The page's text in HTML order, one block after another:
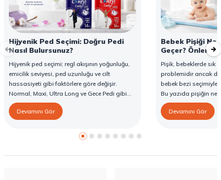
Hijyenik Ped Seçimi: Doğru Pedi
Nasıl Bulursunuz?
Hijyenik ped seçimi; regl akışının yoğunluğu,
emicilik seviyesi, ped uzunluğu ve cilt
hassasiyeti gibi faktörlere göre değişir.
Normal, Maxi, Ultra Long ve Gece Pedi gibi
farklı seçenekler, farklı ihtiyaçlara yönelik
koruma sunar. Doğru ped seçimi gün boyu
rehberde hijyenik ped çeşitleri, seçim kriterleri
Devamını Gör
Bebek Pişiği
Geçer? Önleme
Pişik, bebeklerde sık
problemidir ancak
bebek bezi seçimiyle
Bu yazıda pişiğin
yöntemlerini ve
karşı destekleyici
Devamını Gör